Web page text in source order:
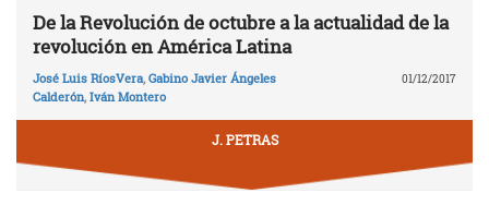
De la Revolución de octubre a la actualidad de la
revolución en América Latina
José Luis RíosVera, Gabino Javier Ángeles
Calderón, Iván Montero
01/12/2017
J. PETRAS